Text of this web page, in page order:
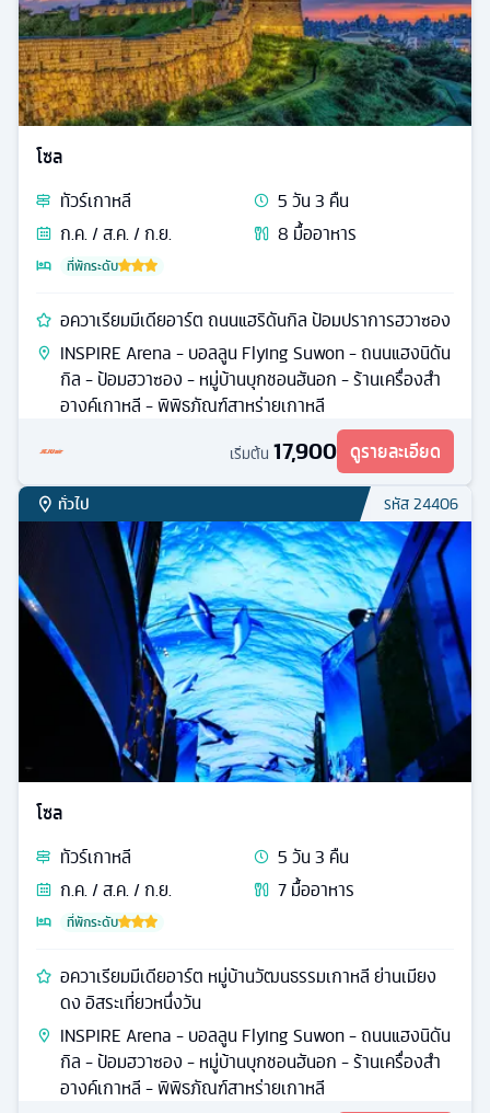
โซล
ทัวร์เกาหลี 5วัน3 คืน
ก.ค. / ส.ค. / ก.ย.
8 มื้ออาหาร
ที่พักระดับ
อควาเรียมมีเดียอาร์ต ถนนแฮริดันกิล ป้อมปราการฮวาซอง
INSPIRE Arena - บอลลูน Flying Suwon - ถนนแฮงนิดัน
กิล - ป้อมฮวาซอง - หมู่บ้านบุกชอนฮันอก - ร้านเครื่องสำ
อางค์เกาหลี - พิพิธภัณฑ์สาหร่ายเกาหลี
เริ่มต้น 17,900 ดูรายละเอียด
ทั่วไป รหัส24406
โซล
ทัวร์เกาหลี 5วัน3 คืน
ก.ค. / ส.ค. / ก.ย.
7มื้ออาหาร
ที่พักระดับ
อควาเรียมมีเดียอาร์ต หมู่บ้านวัฒนธรรมเกาหลี ย่านเมียง
ดง อิสระเที่ยวหนึ่งวัน
INSPIRE Arena - บอลลูน Flying Suwon - ถนนแฮงนิดัน
กิล - ป้อมฮวาซอง - หมู่บ้านบุกชอนฮันอก - ร้านเครื่องสำ
อางค์เกาหลี - พิพิธภัณฑ์สาหร่ายเกาหลี